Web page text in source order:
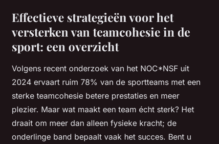
Effectieve strategieën voor het
versterken van teamcohesie in de
sport: een overzicht
Volgens recent onderzoek van het NOC*NSF uit
2024 ervaart ruim 78% van de sportteams met een
sterke teamcohesie betere prestaties en meer
plezier. Maar wat maakt een team écht sterk? Het
draait om meer dan alleen fysieke kracht; de
onderlinge band bepaalt vaak het succes. Bent u